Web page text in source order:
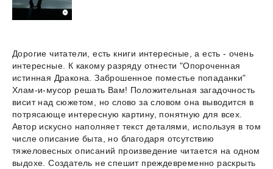
Дорогие читатели, есть книги интересные, а есть - очень
интересные. К какому разряду отнести "Опороченная
истинная Дракона. Заброшенное поместье попаданки"
Хлам-и-мусор решать Вам! Положительная загадочность
висит над сюжетом, но слово за словом она выводится в
потрясающе интересную картину, понятную для всех.
Автор искусно наполняет текст деталями, используя в том
числе описание быта, но благодаря отсутствию
тяжеловесных описаний произведение читается на одном
выдохе. Создатель не спешит преждевременно раскрыть